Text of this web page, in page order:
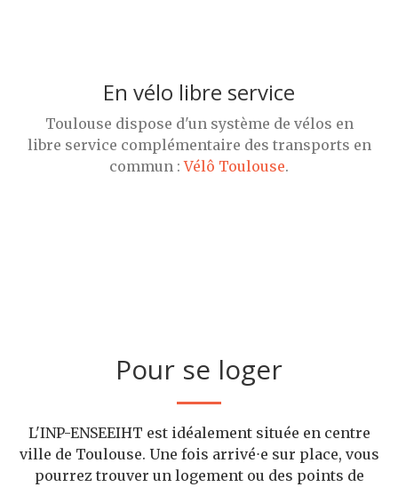
En vélo libre service
Toulouse dispose d'un système de vélos en
libre service complémentaire des transports en
commun :Vélô Toulouse.
Pour se loger
L'INP-ENSEEIHT est idéalement située en centre
ville de Toulouse. Une fois arrivé⋅e sur place, vous
pourrez trouver un logement ou des points de